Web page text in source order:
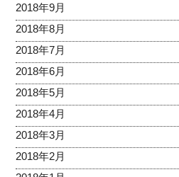
2018年9月
2018年8月
2018年7月
2018年6月
2018年5月
2018年4月
2018年3月
2018年2月